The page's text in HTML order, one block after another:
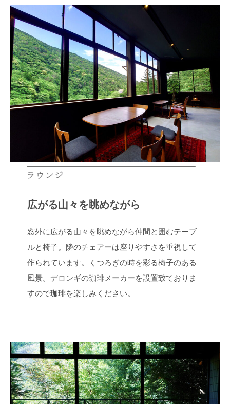
広がる山々を眺めながら
窓外に広がる山々を眺めながら仲間と囲むテーブ
ルと椅子。隣のチェアーは座りやすさを重視して
作られています。くつろぎの時を彩る椅子のある
風景。デロンギの珈琲メーカーを設置致ておりま
すので珈琲を楽しみください。